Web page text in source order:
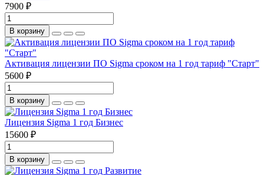
7900 ₽
В корзину
Активация лицензии ПО Sigma сроком на 1 год тариф "Старт"
5600 ₽
В корзину
Лицензия Sigma 1 год Бизнес
15600 ₽
В корзину